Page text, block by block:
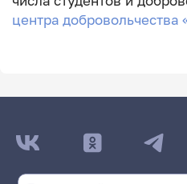
центра добровольчества